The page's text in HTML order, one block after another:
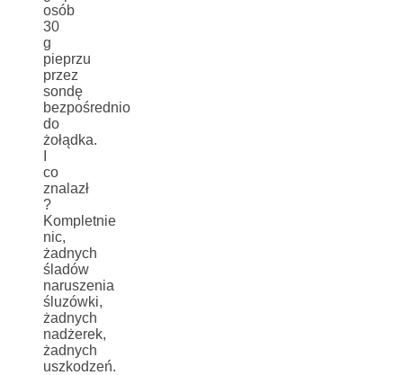
osób
30
g
pieprzu
przez
sondę
bezpośrednio
do
żołądka.
co
znalazł
?
Kompletnie
nic,
żadnych
śladów
naruszenia
śluzówki,
żadnych
nadżerek,
żadnych
uszkodzeń.